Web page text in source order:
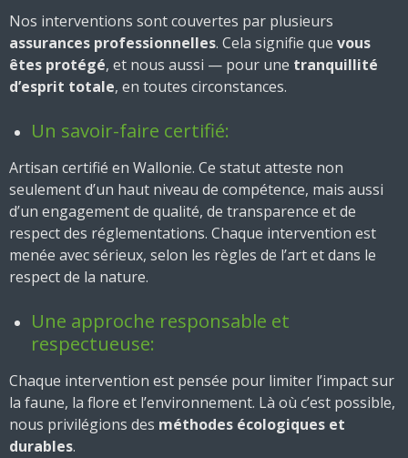
Nos interventions sont couvertes par plusieurs
assurances professionnelles. Cela signifie que vous
êtes protégé, et nous aussi — pour une tranquillité
d’esprit totale, en toutes circonstances.
Un savoir-faire certifié:
Artisan certifié en Wallonie. Ce statut atteste non
seulement d’un haut niveau de compétence, mais aussi
d’un engagement de qualité, de transparence et de
respect des réglementations. Chaque intervention est
menée avec sérieux, selon les règles de l’art et dans le
respect de la nature.
Une approche responsable et
respectueuse:
Chaque intervention est pensée pour limiter l’impact sur
la faune, la flore et l’environnement. Là où c’est possible,
nous privilégions des méthodes écologiques et
durables.